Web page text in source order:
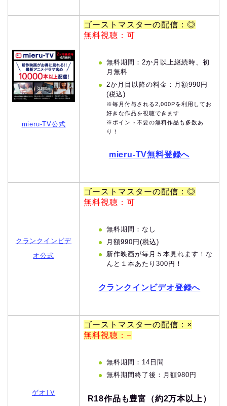
mieru-TV公式
ゴーストマスターの配信：◎
無料視聴：可
無料期間：2か月以上継続時、初
月無料
2か月目以降の料金：月額990円
(税込)
※毎月付与される2,000Pを利用してお
好きな作品を視聴できます
※ポイント不要の無料作品も多数あ
り！
mieru-TV無料登録へ
クランクインビデ
オ公式
ゴーストマスターの配信：◎
無料視聴：可
無料期間：なし
月額990円(税込)
新作映画が毎月５本見れます！な
んと１本あたり300円！
クランクインビデオ登録へ
ゲオTV
ゴーストマスターの配信：×
無料視聴：−
無料期間：14日間
無料期間終了後：月額980円
R18作品も豊富（約2万本以上）